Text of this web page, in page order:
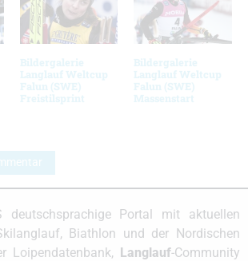
Bildergalerie
Langlauf Weltcup
Falun (SWE)
Freistilsprint
Bildergalerie
Langlauf Weltcup
Falun (SWE)
Massenstart
deutschsprachige Portal mit aktuellen
Biathlon und der Nordischen
Loipendatenbank, Langlauf-Community